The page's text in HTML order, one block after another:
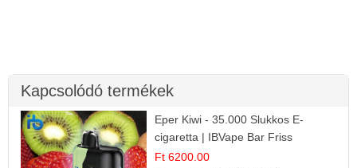
Kapcsolódó termékek
Eper Kiwi - 35.000 Slukkos E-
cigaretta | IBVape Bar Friss
Gyümölcs Ízek
Ft 6200.00